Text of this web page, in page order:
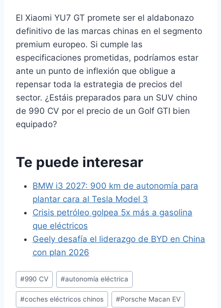
El Xiaomi YU7 GT promete ser el aldabonazo
definitivo de las marcas chinas en el segmento
premium europeo. Si cumple las
especificaciones prometidas, podríamos estar
ante un punto de inflexión que obligue a
repensar toda la estrategia de precios del
sector. ¿Estáis preparados para un SUV chino
de 990 CV por el precio de un Golf GTI bien
equipado?
Te puede interesar
BMW i3 2027: 900 km de autonomía para
plantar cara al Tesla Model 3
Crisis petróleo golpea 5x más a gasolina
que eléctricos
Geely desafía el liderazgo de BYD en China
con plan 2026
Etiquetas
de
la
#990 CV #autonomía eléctrica
#coches eléctricos chinos #Porsche Macan EV